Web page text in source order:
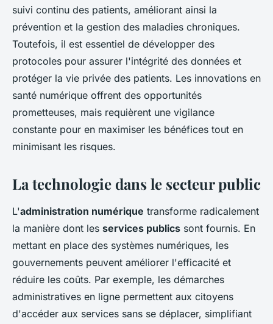
suivi continu des patients, améliorant ainsi la
prévention et la gestion des maladies chroniques.
Toutefois, il est essentiel de développer des
protocoles pour assurer l'intégrité des données et
protéger la vie privée des patients. Les innovations en
santé numérique offrent des opportunités
prometteuses, mais requièrent une vigilance
constante pour en maximiser les bénéfices tout en
minimisant les risques.
La technologie dans le secteur public
L'administration numérique transforme radicalement
la manière dont les services publics sont fournis. En
mettant en place des systèmes numériques, les
gouvernements peuvent améliorer l'efficacité et
réduire les coûts. Par exemple, les démarches
administratives en ligne permettent aux citoyens
d'accéder aux services sans se déplacer, simplifiant